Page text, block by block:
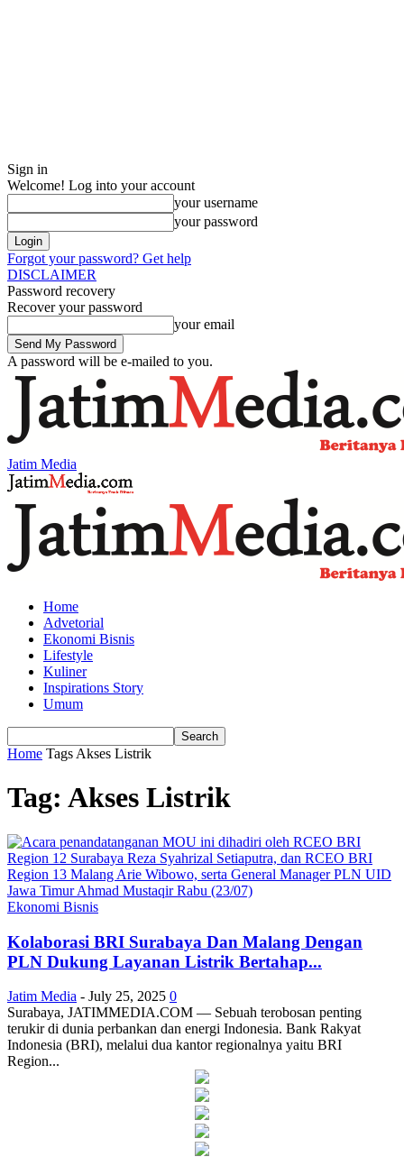
Sign in
Welcome! Log into your account
your username
your password
Forgot your password? Get help
DISCLAIMER
Password recovery
Recover your password
your email
A password will be e-mailed to you.
Jatim Media
Home
Advetorial
Ekonomi Bisnis
Lifestyle
Kuliner
Inspirations Story
Umum
Home Tags Akses Listrik
Tag: Akses Listrik
Ekonomi Bisnis
Kolaborasi BRI Surabaya Dan Malang Dengan
PLN Dukung Layanan Listrik Bertahap...
Jatim Media - July 25, 2025 0
Surabaya, JATIMMEDIA.COM — Sebuah terobosan penting
terukir di dunia perbankan dan energi Indonesia. Bank Rakyat
Indonesia (BRI), melalui dua kantor regionalnya yaitu BRI
Region...